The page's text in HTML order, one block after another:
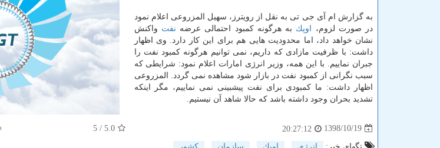
به گزارش ام آی جی تی به نقل از رویترز، سهیل المزروعی اعلام نمود
در صورت لزوم،
اوپك به هرگونه كمبود احتمالی عرضه نفت واكنش
نشان خواهد داد، اما محدودیت هایی هم برای این كار دارد. وی اظهار
داشت: با ظرفیت مازادی كه داریم، نمی توانیم هرگونه كمبود نفت را
جبران نماییم. با این همه، وزیر انرژی امارات اعلام نمود: شرایطی كه
سبب نگرانی از كمبود نفت در بازار شود مشاهده نمی گردد. المزروعی
اظهار داشت: ما كمبودی برای نفت پیشبینی نمی نماییم، مگر اینكه
تشدید بحران وجود داشته باشد كه حالا شاهد آن نیستیم.
1398/10/19
20:27:12
5.0
/ 5